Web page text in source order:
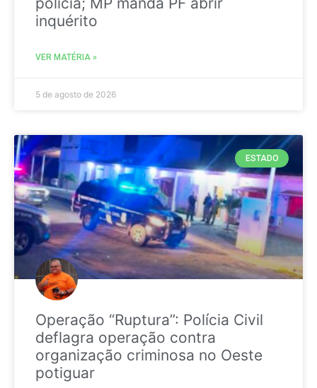
inquérito
VER MATÉRIA »
5 de agosto de 2026
ESTADO
Operação “Ruptura”: Polícia Civil
deflagra operação contra
organização criminosa no Oeste
potiguar